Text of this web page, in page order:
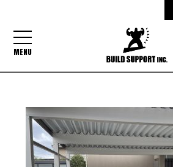
MENU